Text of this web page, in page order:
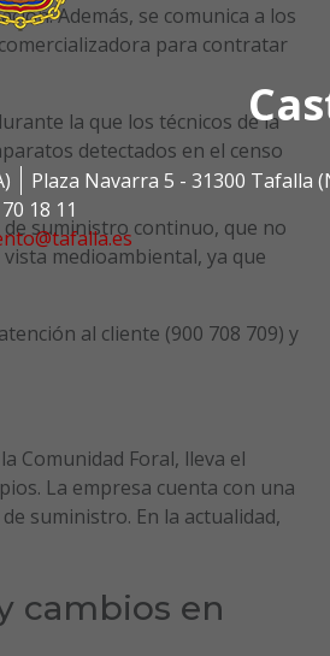
Plaza Navarra 5 - 31300 Tafalla
18 11
Además, se comunica a los
para contratar
la que los técnicos de la
detectados en el censo
suministro continuo, que no
medioambiental, ya que
al cliente (900 708 709) y
Comunidad Foral, lleva el
La empresa cuenta con una
suministro. En la actualidad,
cambios en